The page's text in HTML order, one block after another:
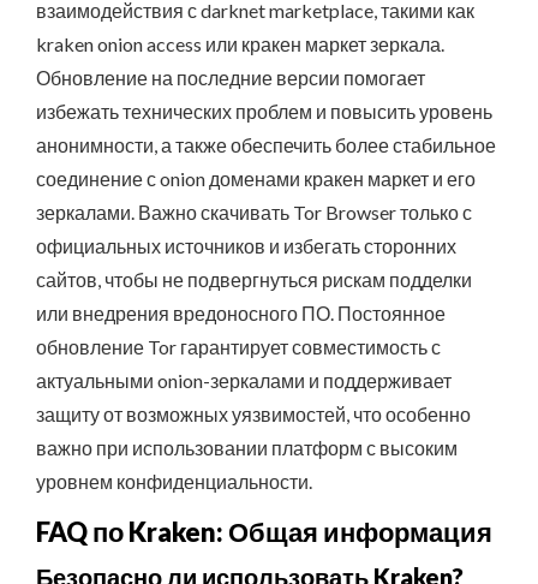
взаимодействия с darknet marketplace, такими как
kraken onion access или кракен маркет зеркала.
Обновление на последние версии помогает
избежать технических проблем и повысить уровень
анонимности, а также обеспечить более стабильное
соединение с onion доменами кракен маркет и его
зеркалами. Важно скачивать Tor Browser только с
официальных источников и избегать сторонних
сайтов, чтобы не подвергнуться рискам подделки
или внедрения вредоносного ПО. Постоянное
обновление Tor гарантирует совместимость с
актуальными onion-зеркалами и поддерживает
защиту от возможных уязвимостей, что особенно
важно при использовании платформ с высоким
уровнем конфиденциальности.
FAQ по Kraken: Общая информация
Безопасно ли использовать Kraken?